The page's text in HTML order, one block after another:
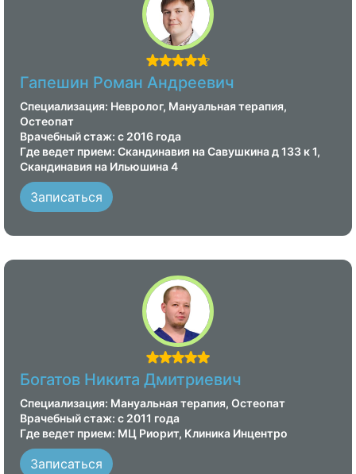
Гапешин Роман Андреевич
Специализация: Невролог, Мануальная терапия,
Остеопат
Врачебный стаж: с 2016 года
Где ведет прием: Скандинавия на Савушкина д 133 к 1,
Скандинавия на Ильюшина 4
Записаться
Богатов Никита Дмитриевич
Специализация: Мануальная терапия, Остеопат
Врачебный стаж: с 2011 года
Где ведет прием: МЦ Риорит, Клиника Инцентро
Записаться